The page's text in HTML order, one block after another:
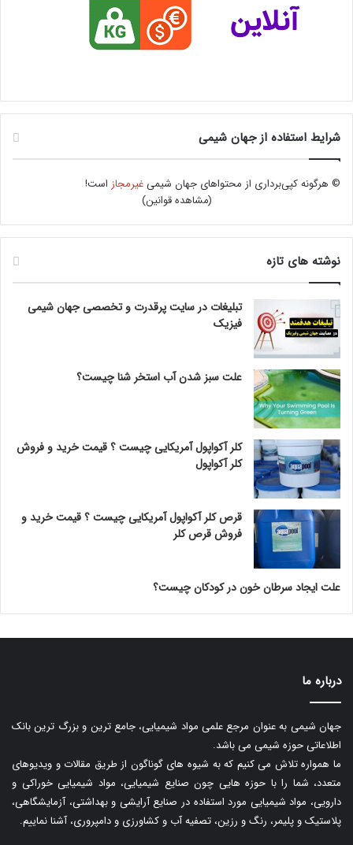
شرایط استفاده از جهان شیمی
© هرگونه کپی‌برداری از محتواهای جهان شیمیغیرمجاز است!
(مشاهده قوانین)
نوشته های تازه
تبلیغات در سایت پرقدرت و تخصصی جهان شیمی
فیزیک
علت سبز شدن آب استخر شنا چیست؟
کلر آکواپول آمریکایی چیست ؟ قیمت خرید و فروش
کلر آکواپول
قرص کلر آکواپول آمریکایی چیست ؟ قیمت خرید و
فروش قرص کلر
علت ایجاد سرطان خون در کودکان چیست؟
درباره ما
جهان شیمی به عنوان مرجع علمی مواد شیمیایی، جامع ترین و بزرگ ترین بانک
اطلاعاتی حوزه شیمی می باشد.
ما همواره تلاش می کنیم که به شیوه های گوناگون از طریق مقالات و ویدیوهای
متعدد، شما را با حوزه هایی چون صنایع شیمیایی، مواد شیمیایی خوراکی و
دارویی، مواد شیمیایی مورد استفاده در صنایع آرایشی و بهداشتی، آزمایشگاهی،
پلاستیک و پلیمر، رنگ و رزین، تصفیه آب و کشاورزی و دامپروری، آشنا نماییم.